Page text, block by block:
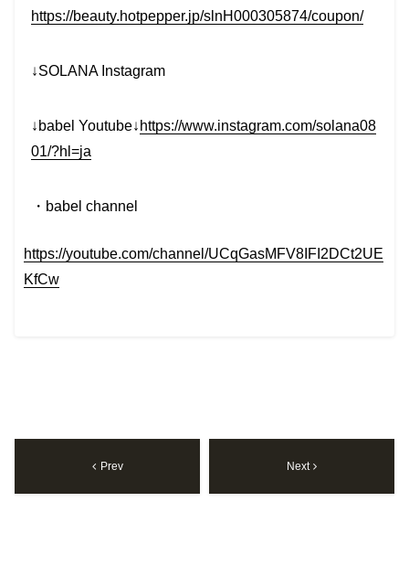
https://beauty.hotpepper.jp/slnH000305874/coupon/
↓SOLANA Instagram
↓babel Youtube↓ https://www.instagram.com/solana08
01/?hl=ja
・babel channel
https://youtube.com/channel/UCqGasMFV8IFI2DCt2UE
KfCw
Prev Next